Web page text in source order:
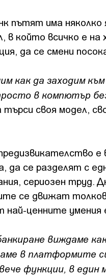
пътят има
в който всичко е на
да се смени
как да заходим
в компютър
своя модел,
да се разделят с
сериозен труд.
се движат
ценните умения
виждаме
в
функции, в